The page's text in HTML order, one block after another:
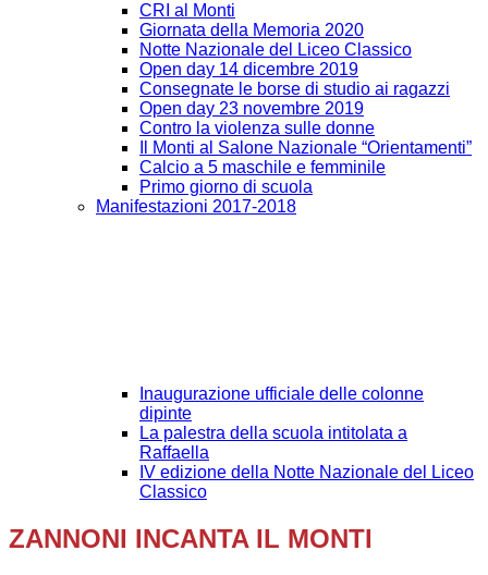
CRI al Monti
Giornata della Memoria 2020
Notte Nazionale del Liceo Classico
Open day 14 dicembre 2019
Consegnate le borse di studio ai ragazzi
Open day 23 novembre 2019
Contro la violenza sulle donne
Il Monti al Salone Nazionale “Orientamenti”
Calcio a 5 maschile e femminile
Primo giorno di scuola
Manifestazioni 2017-2018
Inaugurazione ufficiale delle colonne
dipinte
La palestra della scuola intitolata a
Raffaella
IV edizione della Notte Nazionale del Liceo
Classico
ZANNONI INCANTA IL MONTI